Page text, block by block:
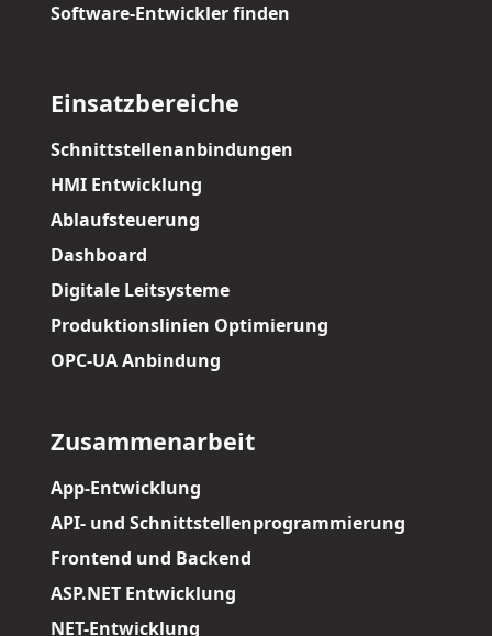
Software-Entwickler finden
Einsatzbereiche
Schnittstellenanbindungen
HMI Entwicklung
Ablaufsteuerung
Dashboard
Digitale Leitsysteme
Produktionslinien Optimierung
OPC-UA Anbindung
Zusammenarbeit
App-Entwicklung
API- und Schnittstellenprogrammierung
Frontend und Backend
ASP.NET Entwicklung
NET-Entwicklung